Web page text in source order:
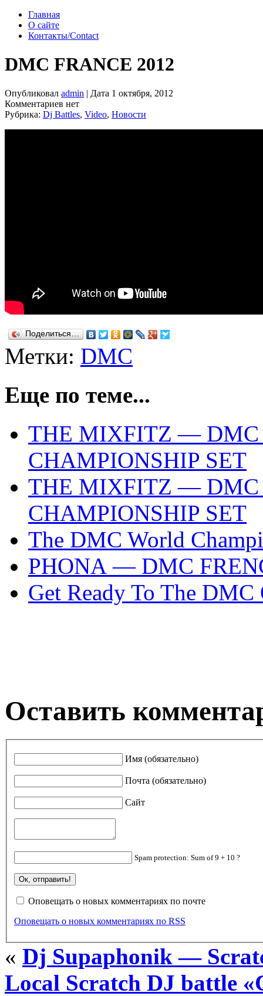
Главная
О сайте
Контакты/Contact
DMC FRANCE 2012
Опубликовал admin | Дата 1 октября, 2012
Комментариев нет
Рубрика: Dj Battles, Video, Новости
Поделиться…
Метки: DMC
Еще по теме...
THE MIXFITZ — DMC
CHAMPIONSHIP SET
THE MIXFITZ — DMC
CHAMPIONSHIP SET
The DMC World
PHONA — DMC
Get Ready To The
Оставить
Имя (обязательно)
Почта (обязательно)
Сайт
Spam protection: Sum of 9 + 10 ?
Оповещать о новых комментариях по почте
Оповещать о новых комментариях по RSS
« Dj Supaphonik —
Local Scratch DJ battle